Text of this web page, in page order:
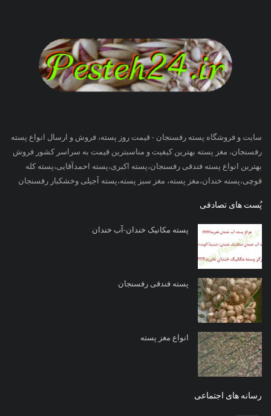
سایت و فروشگاه پسته رفسنجان - قیمت روز پسته، فروش و ارسال انواع پسته
رفسنجان، مغز پسته بهترین کیفیت و مناسبترین قیمت به سراسر کشور فروش
بهترین انواع پسته فندقی رفسنجان،پسته اکبری،پسته احمدآقایی،پسته کله
قوچی،پسته خندان،مغز پسته، مغز سبز پسته،پسته آجیلی وخشکبار رفسنجان
پُست های تصادفی
پسته مکانیک خندان-آب خندان
پسته فندقی رفسنجان
انواع مغز پسته
رسانه های اجتماعی